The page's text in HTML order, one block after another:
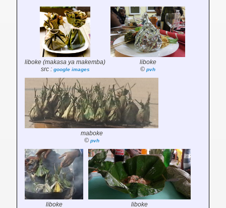
liboke (makasa ya makemba)
src : google images
liboke
© pvh
maboke
© pvh
liboke
liboke